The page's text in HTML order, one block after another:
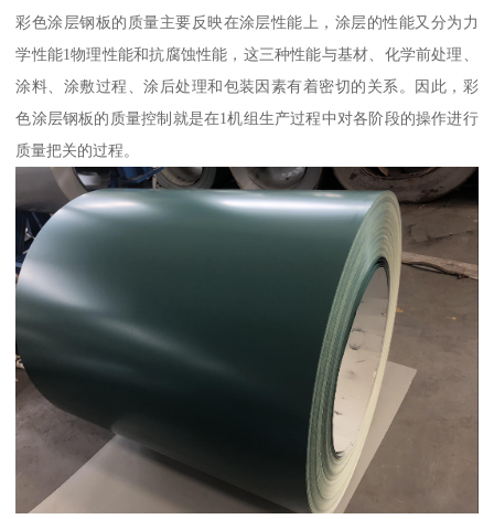
彩色涂层钢板的质量主要反映在涂层性能上，涂层的性能又分为力
学性能1物理性能和抗腐蚀性能，这三种性能与基材、化学前处理、
涂料、涂敷过程、涂后处理和包装因素有着密切的关系。因此，彩
色涂层钢板的质量控制就是在1机组生产过程中对各阶段的操作进行
质量把关的过程。